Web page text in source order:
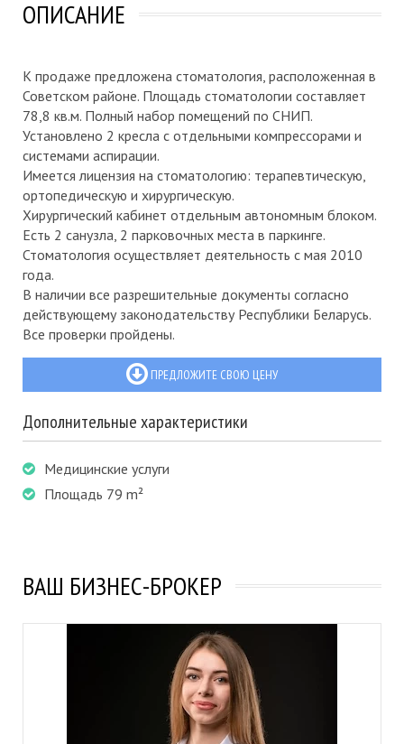
ОПИСАНИЕ
К продаже предложена стоматология, расположенная в
Советском районе. Площадь стоматологии составляет
78,8 кв.м. Полный набор помещений по СНИП.
Установлено 2 кресла с отдельными компрессорами и
системами аспирации.
Имеется лицензия на стоматологию: терапевтическую,
ортопедическую и хирургическую.
Хирургический кабинет отдельным автономным блоком.
Есть 2 санузла, 2 парковочных места в паркинге.
Стоматология осуществляет деятельность с мая 2010
года.
В наличии все разрешительные документы согласно
действующему законодательству Республики Беларусь.
Все проверки пройдены.
ПРЕДЛОЖИТЕ СВОЮ ЦЕНУ
Дополнительные характеристики
Медицинские услуги
Площадь 79 m²
ВАШ БИЗНЕС-БРОКЕР